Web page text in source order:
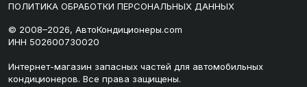
ПОЛИТИКА ОБРАБОТКИ ПЕРСОНАЛЬНЫХ ДАННЫХ
© 2008–2026, АвтоКондиционеры.com
ИНН 502600730020
Интернет-магазин запасных частей для автомобильных
кондиционеров. Все права защищены.